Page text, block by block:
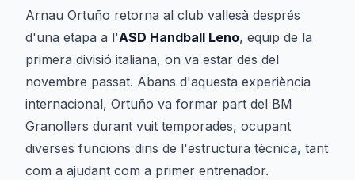
Arnau Ortuño retorna al club vallesà després
d'una etapa a l'ASD Handball Leno, equip de la
primera divisió italiana, on va estar des del
novembre passat. Abans d'aquesta experiència
internacional, Ortuño va formar part del BM
Granollers durant vuit temporades, ocupant
diverses funcions dins de l'estructura tècnica, tant
com a ajudant com a primer entrenador.